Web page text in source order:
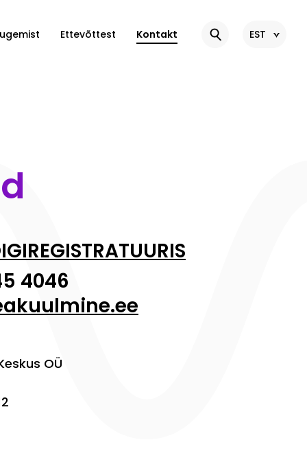
Ettevõttest Kontakt EST
4046
OÜ